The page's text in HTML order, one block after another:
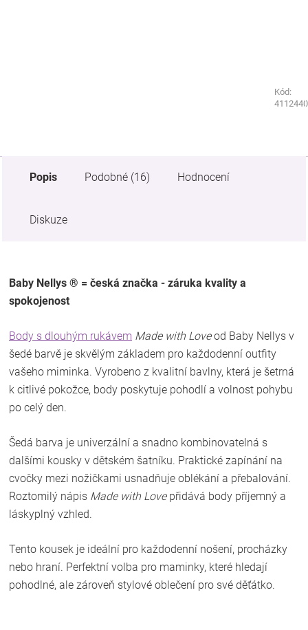
Kód:
Kód:
Popis Podobné (16) Hodnocení
Diskuze
Baby Nellys ® = česká značka - záruka kvality a
spokojenost
Body s dlouhým rukávem Made with Loveod Baby Nellys v
šedé barvě je skvělým základem pro každodenní outfity
vašeho miminka. Vyrobeno z kvalitní bavlny, která je šetrná
k citlivé pokožce, body poskytuje pohodlí a volnost pohybu
po celý den.
Šedá barva je univerzální a snadno kombinovatelná s
dalšími kousky v dětském šatníku. Praktické zapínání na
cvočky mezi nožičkami usnadňuje oblékání a přebalování.
Roztomilý nápis Made with Lovepřidává body příjemný a
láskyplný vzhled.
Tento kousek je ideální pro každodenní nošení, procházky
nebo hraní. Perfektní volba pro maminky, které hledají
pohodlné, ale zároveň stylové oblečení pro své děťátko.